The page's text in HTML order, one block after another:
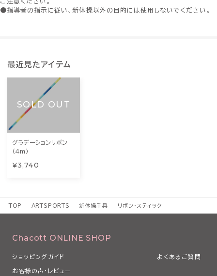
●指導者の指示に従い、新体操以外の目的には使用しないでください。
最近見たアイテム
SOLD OUT
グラデーションリボン
（4ｍ）
¥3,740
TOP ARTSPORTS 新体操手具 リボン・スティック
Chacott ONLINE SHOP
ショッピングガイド よくあるご質問
お客様の声・レビュー